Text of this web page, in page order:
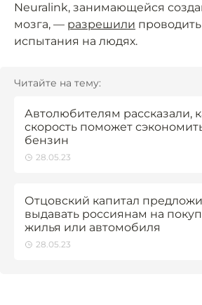
Neuralink, занимающейся
мозга, — разрешили
испытания на людях.
Читайте на тему:
Автолюбителям рассказали,
скорость поможет
бензин
28.05.23
Отцовский капитал
выдавать россиянам на
жилья или автомобиля
28.05.23